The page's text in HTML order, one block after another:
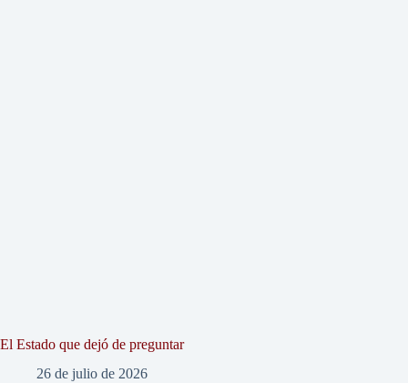
El Estado que dejó de preguntar
26 de julio de 2026